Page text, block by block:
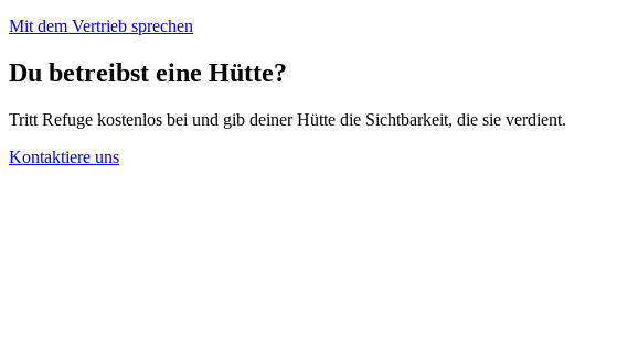
Mit dem Vertrieb sprechen
Du betreibst eine Hütte?
Tritt Refuge kostenlos bei und gib deiner Hütte die Sichtbarkeit, die sie verdient.
Kontaktiere uns